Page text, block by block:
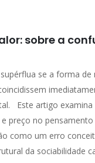
sobre a
se a forma de
Este artigo examina
preço no
como um erro
da sociabilidade